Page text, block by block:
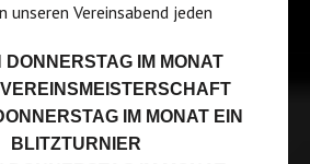
Vereinsabend jeden
DONNERSTAG IM MONAT
IM MONAT EIN
BLITZTURNIER